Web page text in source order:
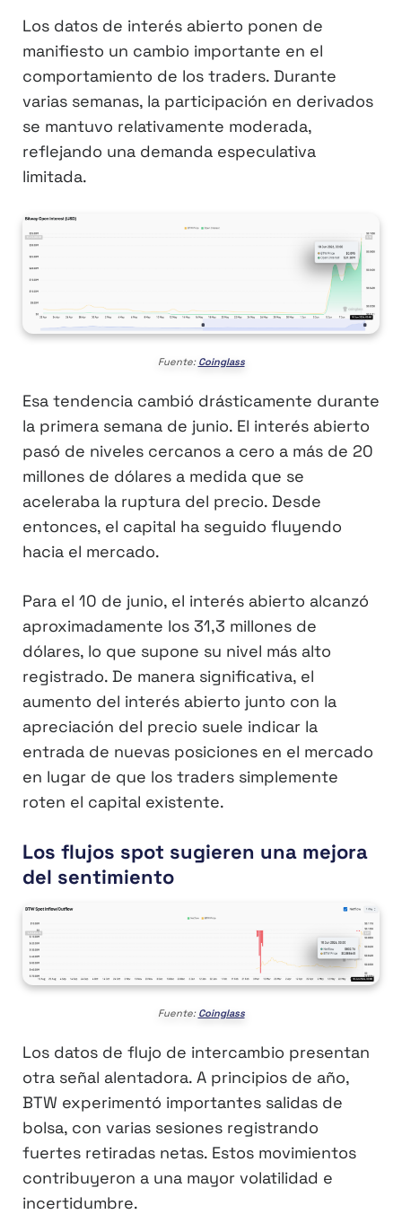
Los datos de interés abierto ponen de
manifiesto un cambio importante en el
comportamiento de los traders. Durante
varias semanas, la participación en derivados
se mantuvo relativamente moderada,
reflejando una demanda especulativa
limitada.
Fuente: Coinglass
Esa tendencia cambió drásticamente durante
la primera semana de junio. El interés abierto
pasó de niveles cercanos a cero a más de 20
millones de dólares a medida que se
aceleraba la ruptura del precio. Desde
entonces, el capital ha seguido fluyendo
hacia el mercado.
Para el 10 de junio, el interés abierto alcanzó
aproximadamente los 31,3 millones de
dólares, lo que supone su nivel más alto
registrado. De manera significativa, el
aumento del interés abierto junto con la
apreciación del precio suele indicar la
entrada de nuevas posiciones en el mercado
en lugar de que los traders simplemente
roten el capital existente.
Los flujos spot sugieren una mejora
del sentimiento
Fuente: Coinglass
Los datos de flujo de intercambio presentan
otra señal alentadora. A principios de año,
BTW experimentó importantes salidas de
bolsa, con varias sesiones registrando
fuertes retiradas netas. Estos movimientos
contribuyeron a una mayor volatilidad e
incertidumbre.